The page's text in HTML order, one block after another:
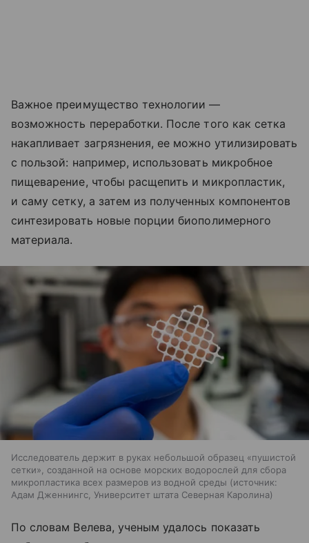
Важное преимущество технологии —
возможность переработки. После того как сетка
накапливает загрязнения, ее можно утилизировать
с пользой: например, использовать микробное
пищеварение, чтобы расщепить и микропластик,
и саму сетку, а затем из полученных компонентов
синтезировать новые порции биополимерного
материала.
Исследователь держит в руках небольшой образец «пушистой
сетки», созданной на основе морских водорослей для сбора
микропластика всех размеров из водной среды
источник:
Адам Дженнингс, Университет штата Северная Каролина
По словам Велева, ученым удалось показать